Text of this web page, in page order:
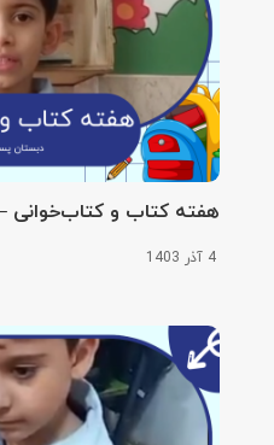
هفته کتاب و کتاب‌خوانی
4 آذر 1403